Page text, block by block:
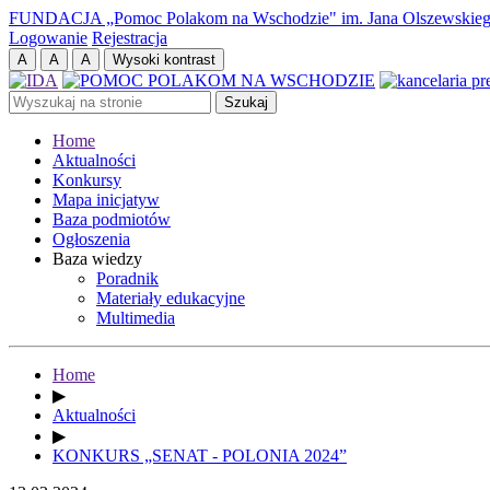
FUNDACJA „Pomoc Polakom na Wschodzie" im. Jana
Logowanie Rejestracja
Home
Aktualności
Konkursy
Mapa inicjatyw
Baza podmiotów
Ogłoszenia
Baza wiedzy
Poradnik
Materiały edukacyjne
Multimedia
Home
▶
Aktualności
▶
KONKURS „SENAT - POLONIA 2024”